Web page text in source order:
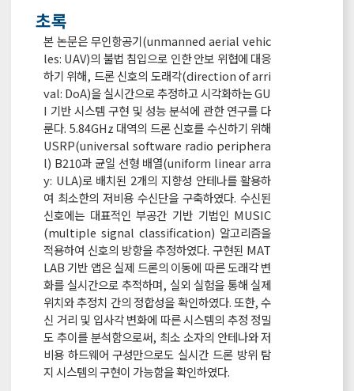
초록
본 논문은 무인항공기(unmanned aerial vehic
les: UAV)의 불법 침입으로 인한 안보 위협에 대응
하기 위해, 드론 신호의 도래각(direction of arri
val: DoA)을 실시간으로 추정하고 시각화하는 GU
I 기반 시스템 구현 및 성능 분석에 관한 연구를 다
룬다. 5.84GHz 대역의 드론 신호를 수신하기 위해
USRP(universal software radio periphera
l) B210과 균일 선형 배열(uniform linear arra
y: ULA)로 배치된 2개의 지향성 안테나를 활용하
여 최소한의 저비용 수신단을 구축하였다. 수신된
신호에는 대표적인 부공간 기반 기법인 MUSIC
(multiple signal classification) 알고리즘을
적용하여 신호의 방향을 추정하였다. 구현된 MAT
LAB 기반 앱은 실제 드론의 이동에 따른 도래각 변
화를 실시간으로 추적하며, 실외 실험을 통해 실제
위치와 추정치 간의 정합성을 확인하였다. 또한, 수
신 거리 및 입사각 변화에 따른 시스템의 추정 정밀
도 추이를 분석함으로써, 최소 소자의 안테나와 저
비용 하드웨어 구성만으로도 실시간 드론 방위 탐
지 시스템의 구현이 가능함을 확인하였다.